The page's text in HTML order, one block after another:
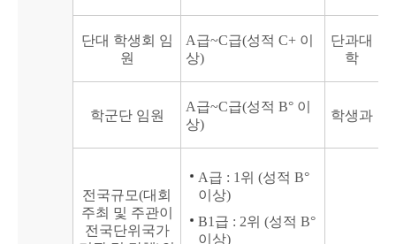
단대 학생회 임
원
A급~C급(성적 C+ 이
상)
단과대
학
학군단 임원
A급~C급(성적 B° 이
상)
학생과
전국규모(대회
주최 및 주관이
전국단위국가
A급 : 1위 (성적 B°
이상)
B1급 : 2위 (성적 B°
이상)